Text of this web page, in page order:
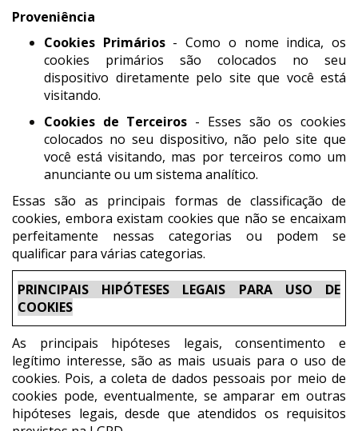
Proveniência
Cookies Primários- Como o nome indica, os
cookies primários são colocados no seu
dispositivo diretamente pelo site que você está
visitando.
Cookies de Terceiros - Esses são os cookies
colocados no seu dispositivo, não pelo site que
você está visitando, mas por terceiros como um
anunciante ou um sistema analítico.
Essas são as principais formas de classificação de
cookies, embora existam cookies que não se encaixam
perfeitamente nessas categorias ou podem se
qualificar para várias categorias.
PRINCIPAIS HIPÓTESES LEGAIS PARA USO DE
COOKIES
As principais hipóteses legais, consentimento e
legítimo interesse, são as mais usuais para o uso de
cookies. Pois, a coleta de dados pessoais por meio de
cookies pode, eventualmente, se amparar em outras
hipóteses legais, desde que atendidos os requisitos